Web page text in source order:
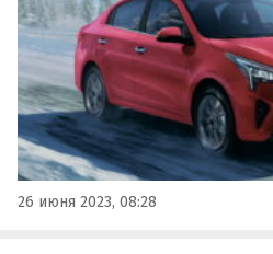
26 июня 2023, 08:28